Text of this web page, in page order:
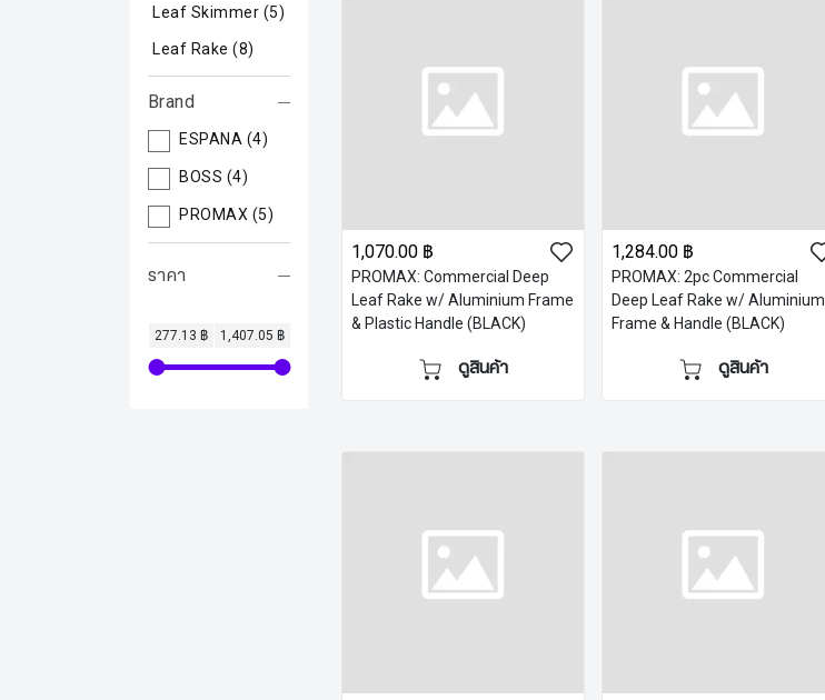
Leaf Skimmer(5)
Leaf Rake (8)
Brand
ESPANA(4)
BOSS (4)
PROMAX(5)
ราคา
277.13 ฿ 1,407.05 ฿
1,070.00 ฿
PROMAX: Commercial Deep
Leaf Rake w/ Aluminium Frame
& Plastic Handle (BLACK)
ดูสินค้า
1,284.00 ฿
PROMAX: 2pc Commercial
Deep Leaf Rake w/ Aluminium
Frame & Handle (BLACK)
ดูสินค้า